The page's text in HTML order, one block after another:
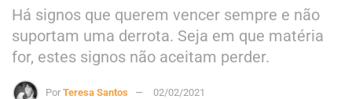
Há signos que querem vencer sempre e não
suportam uma derrota. Seja em que matéria
for, estes signos não aceitam perder.
Por Teresa Santos 02/02/2021